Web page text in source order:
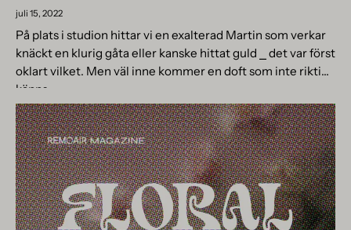
juli 15, 2022
På plats i studion hittar vi en exalterad Martin som verkar
knäckt en klurig gåta eller kanske hittat guld ⎯ det var först
oklart vilket. Men väl inne kommer en doft som inte riktigt
känns...